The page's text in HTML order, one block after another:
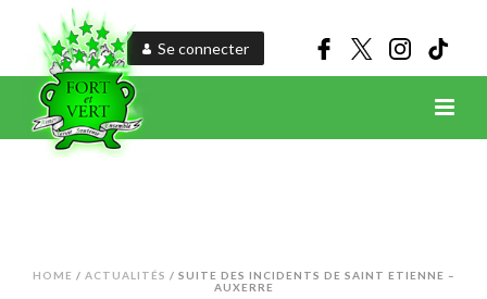
Se connecter
HOME / ACTUALITÉS / SUITE DES INCIDENTS DE SAINT ETIENNE –
AUXERRE